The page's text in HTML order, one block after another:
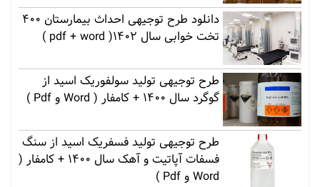
دانلود طرح توجیهی احداث بیمارستان 400
تخت خوابی سال 1402( pdf + word )
طرح توجیهی تولید سولفوریک اسید از
گوگرد سال 1400 + کامفار ( Word و Pdf )
طرح توجیهی تولید فسفریک اسید از سنگ
فسفات آپاتیت و آهک سال 1400 + کامفار (
Word و Pdf )